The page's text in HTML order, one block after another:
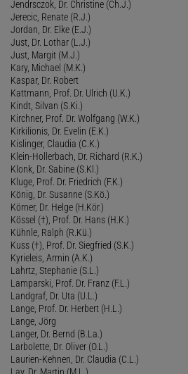
Jendrsczok, Dr. Christine (Ch.J.)
Jerecic, Renate (R.J.)
Jordan, Dr. Elke (E.J.)
Just, Dr. Lothar (L.J.)
Just, Margit (M.J.)
Kary, Michael (M.K.)
Kaspar, Dr. Robert
Kattmann, Prof. Dr. Ulrich (U.K.)
Kindt, Silvan (S.Ki.)
Kirchner, Prof. Dr. Wolfgang (W.K.)
Kirkilionis, Dr. Evelin (E.K.)
Kislinger, Claudia (C.K.)
Klein-Hollerbach, Dr. Richard (R.K.)
Klonk, Dr. Sabine (S.Kl.)
Kluge, Prof. Dr. Friedrich (F.K.)
König, Dr. Susanne (S.Kö.)
Körner, Dr. Helge (H.Kör.)
Kössel (†), Prof. Dr. Hans (H.K.)
Kühnle, Ralph (R.Kü.)
Kuss (†), Prof. Dr. Siegfried (S.K.)
Kyrieleis, Armin (A.K.)
Lahrtz, Stephanie (S.L.)
Lamparski, Prof. Dr. Franz (F.L.)
Landgraf, Dr. Uta (U.L.)
Lange, Prof. Dr. Herbert (H.L.)
Lange, Jörg
Langer, Dr. Bernd (B.La.)
Larbolette, Dr. Oliver (O.L.)
Laurien-Kehnen, Dr. Claudia (C.L.)
Lay, Dr. Martin (M.L.)